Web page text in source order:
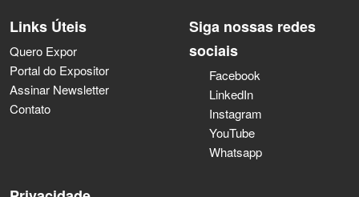
Links Úteis
Quero Expor
Portal do Expositor
Assinar Newsletter
Contato
Siga nossas redes
sociais
Facebook
LinkedIn
Instagram
YouTube
Whatsapp